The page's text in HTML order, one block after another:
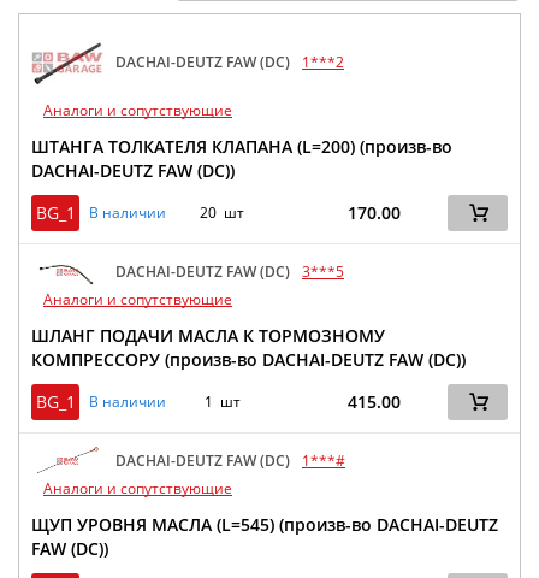
DACHAI-DEUTZ FAW (DC) 1***2
Аналоги и сопутствующие
ШТАНГА ТОЛКАТЕЛЯ КЛАПАНА (L=200) (произв-во
DACHAI-DEUTZ FAW (DC))
BG_1
В наличии 20 шт 170.00
DACHAI-DEUTZ FAW (DC) 3***5
Аналоги и сопутствующие
ШЛАНГ ПОДАЧИ МАСЛА К ТОРМОЗНОМУ
КОМПРЕССОРУ (произв-во DACHAI-DEUTZ FAW (DC))
BG_1
В наличии 1 шт 415.00
DACHAI-DEUTZ FAW (DC)
1***#
Аналоги и сопутствующие
ЩУП УРОВНЯ МАСЛА (L=545) (произв-во DACHAI-DEUTZ
FAW (DC))